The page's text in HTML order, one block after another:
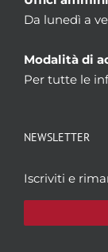
Da lunedì a
Modalità di
Per tutte le
NEWSLETTER
Iscriviti e